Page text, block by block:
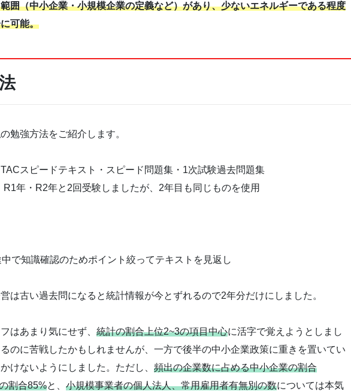
囲（中小企業・小規模企業の定義など）があり、少ないエネルギーである程度
可能。
勉強方法をご紹介します。
スピードテキスト・スピード問題集・1次試験過去問題集
年・R2年と2回受験しましたが、2年目も同じものを使用
で知識確認のためポイント絞ってテキストを見返し
は古い過去問になると統計情報が今とずれるので2年分だけにしました。
はあまり気にせず、 統計の割合上位2~3の項目中心に活字で覚えようとしまし
のに苦戦したかもしれませんが、一方で後半の中小企業政策に重きを置いてい
けないようにしました。ただし、 頻出の企業数に占める中小企業の割合
割合85%と、 小規模事業者の個人法人、常用雇用者有無別の数については本気